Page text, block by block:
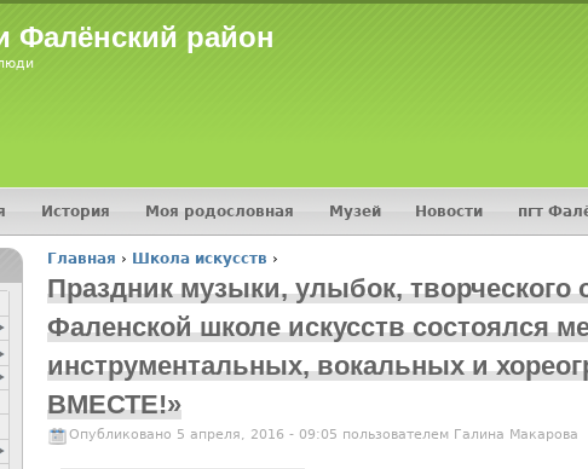
Фалёнский район
Вы здесь
Главная › Школа искусств ›
Праздник музыки, улыбок, творческого
Фаленской школе искусств состоялся
инструментальных, вокальных и
ВМЕСТЕ!»
Опубликовано 5 апреля, 2016 - 09:05 пользователем Галина Макарова
История Моя родословная Музей Новости пгт